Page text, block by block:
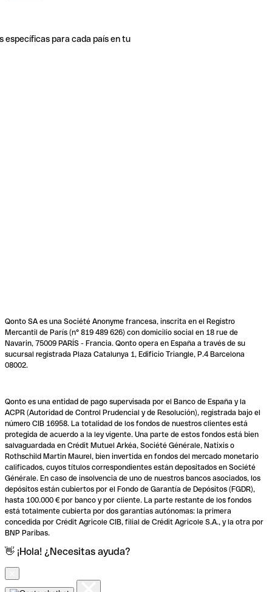
específicas para cada país en tu
Qonto SA es una Société Anonyme francesa, inscrita en el Registro
Mercantil de París (n° 819 489 626) con domicilio social en 18 rue de
Navarin, 75009 PARÍS - Francia. Qonto opera en España a través de su
sucursal registrada Plaza Catalunya 1, Edificio Triangle, P.4 Barcelona
08002.
Qonto es una entidad de pago supervisada por el Banco de España y la
ACPR (Autoridad de Control Prudencial y de Resolución), registrada bajo el
número CIB 16958. La totalidad de los fondos de nuestros clientes está
protegida de acuerdo a la ley vigente. Una parte de estos fondos está bien
salvaguardada en Crédit Mutuel Arkéa, Société Générale, Natixis o
Rothschild Martin Maurel, bien invertida en fondos del mercado monetario
calificados, cuyos títulos correspondientes están depositados en Société
Générale. En caso de insolvencia de uno de nuestros bancos asociados, los
depósitos están cubiertos por el Fondo de Garantía de Depósitos (FGDR),
hasta 100.000 € por banco y por cliente. La parte restante de los fondos
está totalmente cubierta por dos garantías autónomas: la primera
concedida por Crédit Agricole CIB, filial de Crédit Agricole S.A., y la otra por
BNP Paribas.
👋 ¡Hola! ¿Necesitas ayuda?